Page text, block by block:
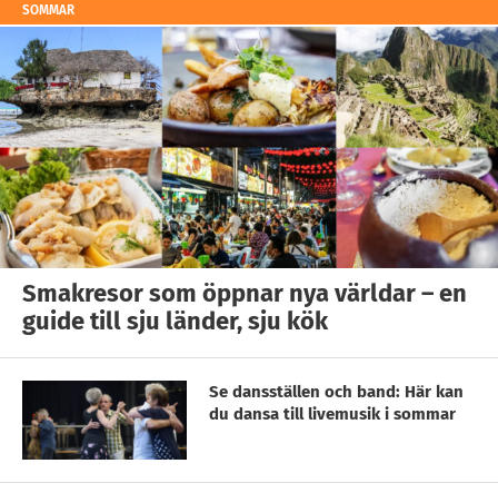
SOMMAR
Smakresor som öppnar nya världar – en
guide till sju länder, sju kök
Se dansställen och band: Här kan
du dansa till livemusik i sommar